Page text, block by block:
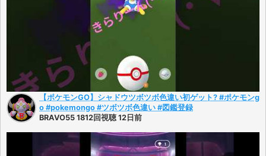
【ポケモンGO】シャドウツボツボ色違い初ゲット? #ポケモンg
o #pokemongo #ツボツボ色違い #図鑑登録
BRAVO55 1812回視聴 12日前